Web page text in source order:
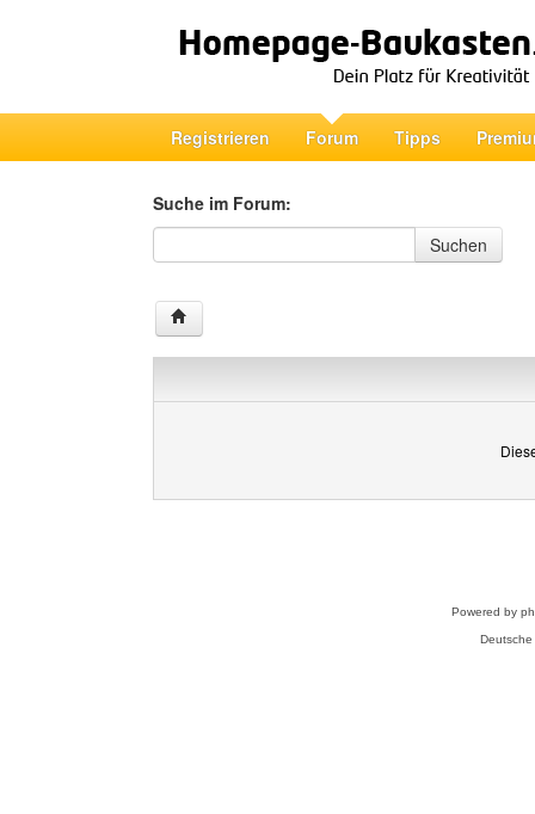
Registrieren Forum Tipps
Suche im Forum:
Suche im Forum
Suchen
Powered by